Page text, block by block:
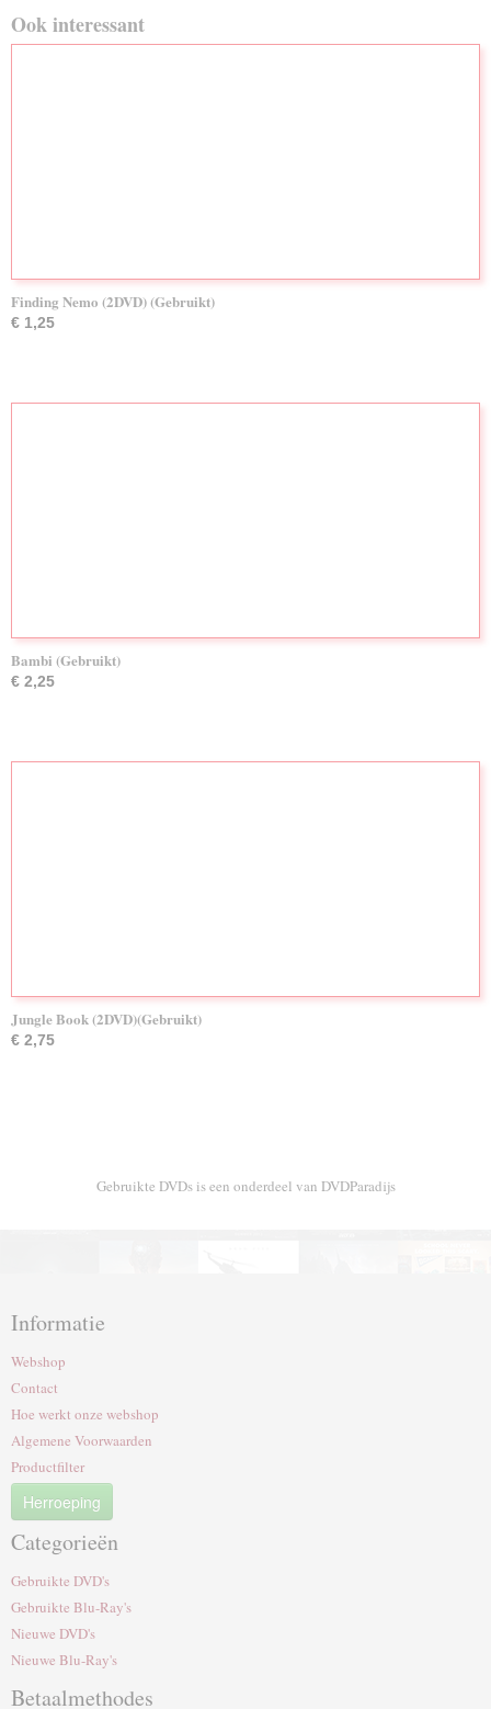
Ook interessant
Finding Nemo (2DVD) (Gebruikt)
€ 1,25
Bambi (Gebruikt)
€ 2,25
Jungle Book (2DVD)(Gebruikt)
€ 2,75
Gebruikte DVDs is een onderdeel van DVDParadijs
Informatie
Webshop
Contact
Hoe werkt onze webshop
Algemene Voorwaarden
Productfilter
Herroeping
Categorieën
Gebruikte DVD's
Gebruikte Blu-Ray's
Nieuwe DVD's
Nieuwe Blu-Ray's
Betaalmethodes